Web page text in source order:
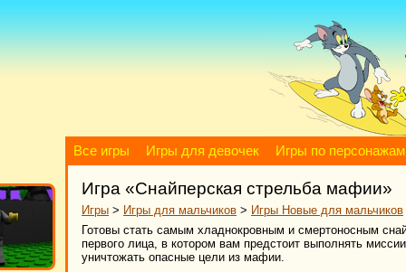
Все игры Игры для девочек Игры по персонажам
Игра «Снайперская стрельба мафии»
Игры > Игры для мальчиков > Игры Новые для мальчиков
Готовы стать самым хладнокровным и смертоносным
первого лица, в котором вам предстоит выполнять
уничтожать опасные цели из мафии.